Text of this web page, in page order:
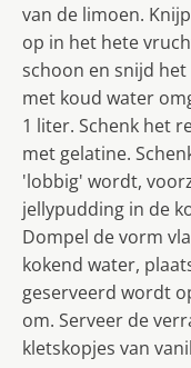
van de limoen.
op in het hete
schoon en snijd
met koud water
1 liter. Schenk het
met gelatine.
'lobbig' wordt,
jellypudding in de
Dompel de vorm
kokend water,
geserveerd wordt
om. Serveer de
kletskopjes van